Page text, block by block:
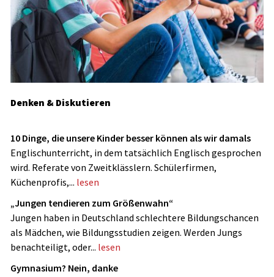
Denken & Diskutieren
10 Dinge, die unsere Kinder besser können als wir damals
Englischunterricht, in dem tatsächlich Englisch gesprochen
wird. Referate von Zweitklässlern. Schülerfirmen,
Küchenprofis,... lesen
„Jungen tendieren zum Größenwahn“
Jungen haben in Deutschland schlechtere Bildungschancen
als Mädchen, wie Bildungsstudien zeigen. Werden Jungs
benachteiligt, oder... lesen
Gymnasium? Nein, danke